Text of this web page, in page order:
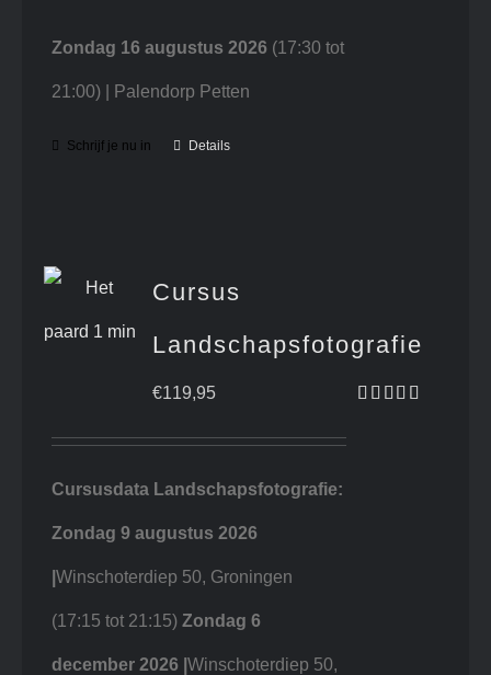
Zondag 16 augustus 2026 (17:30 tot
21:00) | Palendorp Petten
Schrijf je nu in Details
Cursus
Landschapsfotografie
€119,95
Cursusdata Landschapsfotografie:
Zondag 9 augustus 2026
|Winschoterdiep 50, Groningen
(17:15 tot 21:15)Zondag 6
december 2026 |Winschoterdiep 50,